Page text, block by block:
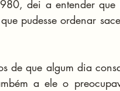
dei a entender que
pudesse ordenar
de que algum dia
a ele o